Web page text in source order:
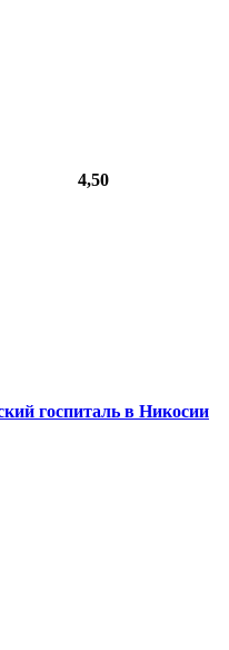
4,50
госпиталь в Никосии